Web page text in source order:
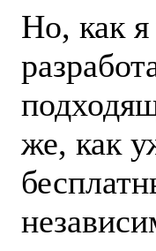
Но, как
же, как